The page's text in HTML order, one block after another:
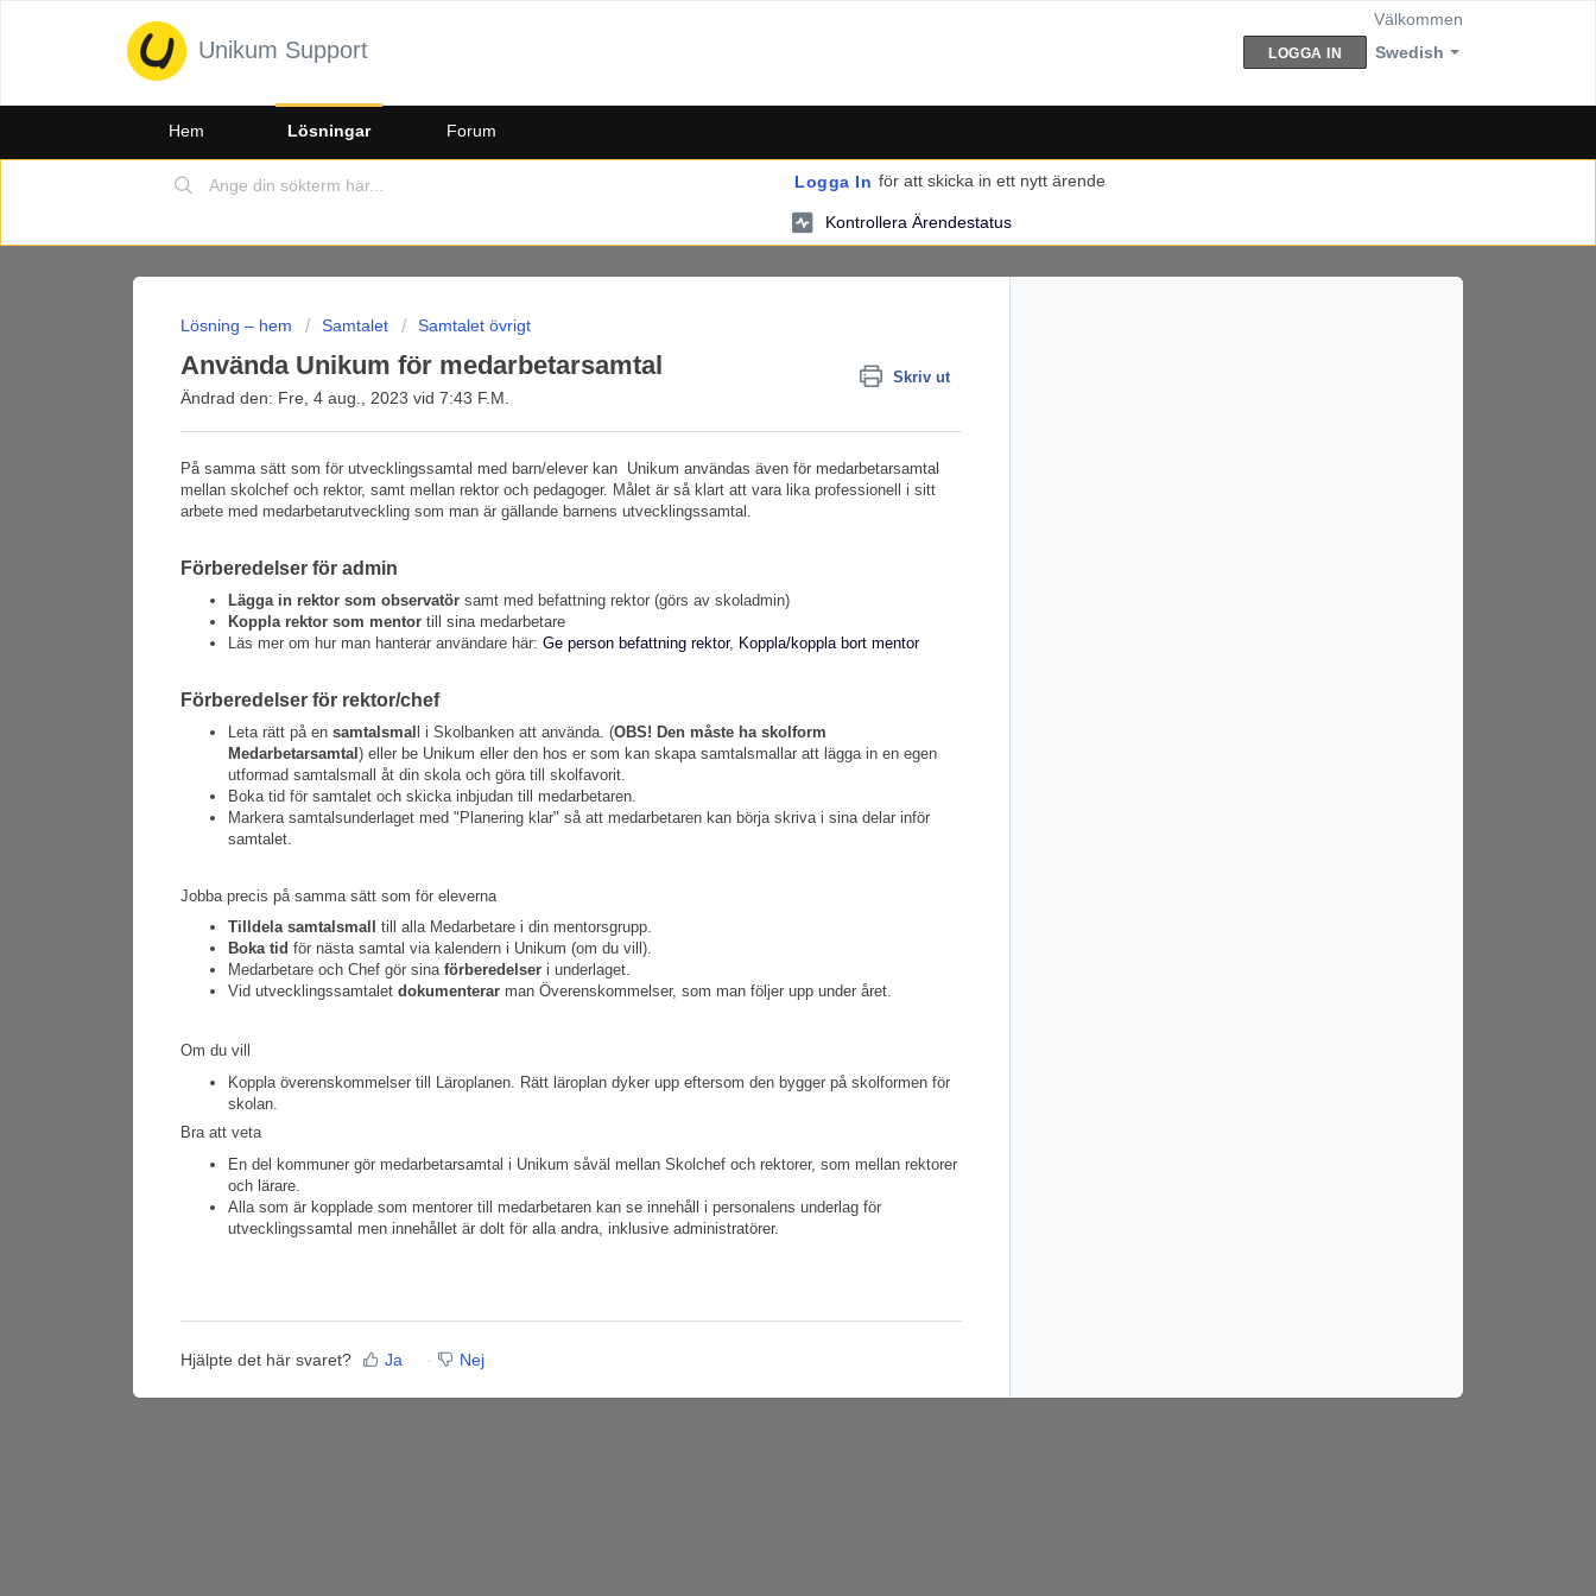
Unikum Support Swedish
Välkommen
LOGGA IN
Hem Lösningar Forum
Logga In för att skicka in ett nytt ärende
Kontrollera Ärendestatus
Lösning – hem Samtalet Samtalet övrigt
Använda Unikum för medarbetarsamtal Skriv ut
Ändrad den: Fre, 4 aug., 2023 vid 7:43 F.M.
På samma sätt som för utvecklingssamtal med barn/elever kan Unikum användas även för medarbetarsamtal
mellan skolchef och rektor, samt mellan rektor och pedagoger. Målet är så klart att vara lika professionell i sitt
arbete med medarbetarutveckling som man är gällande barnens utvecklingssamtal.
Förberedelser för admin
Lägga in rektor som observatör samt med befattning rektor (görs av skoladmin)
Koppla rektor som mentor till sina medarbetare
Läs mer om hur man hanterar användare här: Ge person befattning rektor, Koppla/koppla bort mentor
Förberedelser för rektor/chef
Leta rätt på en samtalsmall i Skolbanken att använda. (OBS! Den måste ha skolform
Medarbetarsamtal) eller be Unikum eller den hos er som kan skapa samtalsmallar att lägga in en egen
utformad samtalsmall åt din skola och göra till skolfavorit.
Boka tid för samtalet och skicka inbjudan till medarbetaren.
Markera samtalsunderlaget med "Planering klar" så att medarbetaren kan börja skriva i sina delar inför
samtalet.
Jobba precis på samma sätt som för eleverna
Tilldela samtalsmall till alla Medarbetare i din mentorsgrupp.
Boka tid för nästa samtal via kalendern i Unikum (om du vill).
Medarbetare och Chef gör sina förberedelser i underlaget.
Vid utvecklingssamtalet dokumenterar man Överenskommelser, som man följer upp under året.
Om du vill
Koppla överenskommelser till Läroplanen. Rätt läroplan dyker upp eftersom den bygger på skolformen för
skolan.
Bra att veta
En del kommuner gör medarbetarsamtal i Unikum såväl mellan Skolchef och rektorer, som mellan rektorer
och lärare.
Alla som är kopplade som mentorer till medarbetaren kan se innehåll i personalens underlag för
utvecklingssamtal men innehållet är dolt för alla andra, inklusive administratörer.
Hjälpte det här svaret? Ja Nej